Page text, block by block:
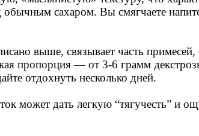
сахаром. Вы смягчаете
выше, связывает часть
пропорция — от 3-6 грамм
отдохнуть несколько дней.
может дать легкую “тягучесть” и